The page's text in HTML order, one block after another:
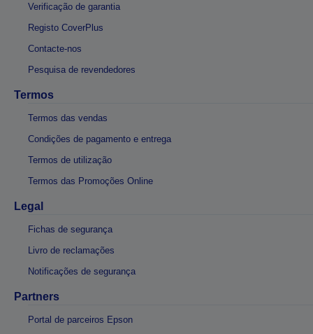
Verificação de garantia
Registo CoverPlus
Contacte-nos
Pesquisa de revendedores
Termos
Termos das vendas
Condições de pagamento e entrega
Termos de utilização
Termos das Promoções Online
Legal
Fichas de segurança
Livro de reclamações
Notificações de segurança
Partners
Portal de parceiros Epson